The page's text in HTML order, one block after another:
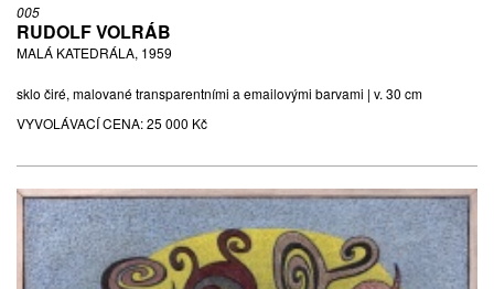
005
RUDOLF VOLRÁB
MALÁ KATEDRÁLA, 1959
sklo čiré, malované transparentními a emailovými barvami | v. 30 cm
VYVOLÁVACÍ CENA:25 000 Kč